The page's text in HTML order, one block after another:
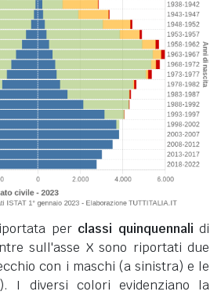
per classi quinquennali di
sull'asse X sono riportati due
con i maschi (a sinistra) e le
I diversi colori evidenziano la